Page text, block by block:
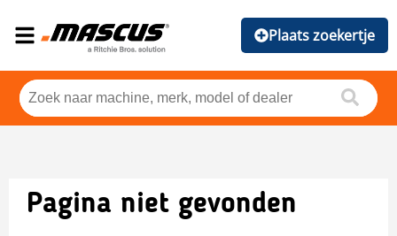
Plaats zoekertje
Pagina niet gevonden